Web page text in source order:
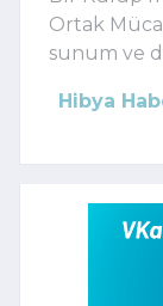
Ortak
sunum ve
Hibya